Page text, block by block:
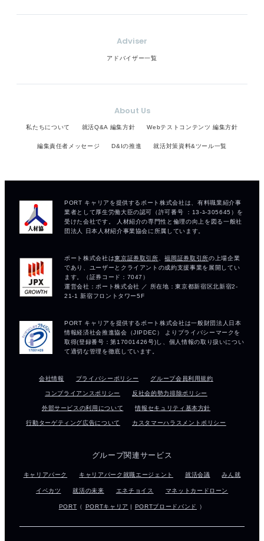
Adviser
アドバイザー一覧
About Us
私たちについて 就活Q&A 編集方針 Webテストコンテンツ 編集方針
編集責任者メッセージ D&Iの推進 就活対策資料&ツール一覧
会社情報 プライバシーポリシー グループ会員利用規約
コンプライアンスポリシー 反社会的勢力排除ポリシー
外部サービスの利用について 情報セキュリティ基本方針
行動ターゲティング広告について カスタマーハラスメントポリシー